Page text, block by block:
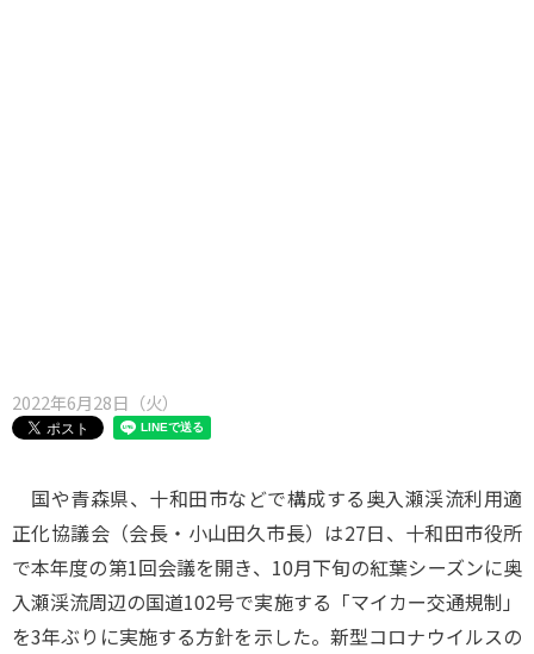
2022年6月28日（火）
国や青森県、十和田市などで構成する奥入瀬渓流利用適
正化協議会（会長・小山田久市長）は27日、十和田市役所
で本年度の第1回会議を開き、10月下旬の紅葉シーズンに奥
入瀬渓流周辺の国道102号で実施する「マイカー交通規制」
を3年ぶりに実施する方針を示した。新型コロナウイルスの